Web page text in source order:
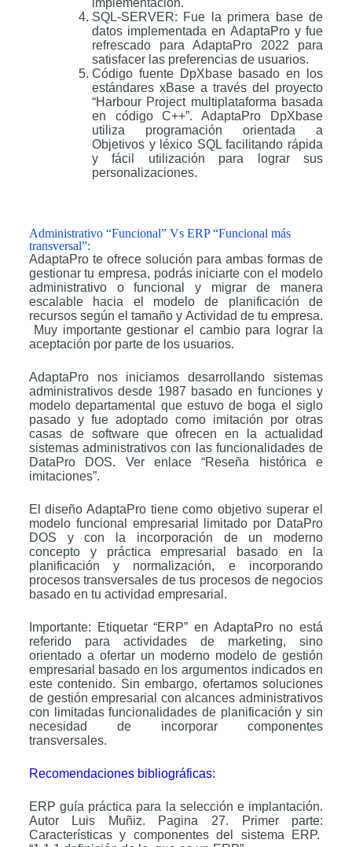
SQL-SERVER: Fue la primera base de
datos implementada en AdaptaPro y fue
refrescado para AdaptaPro 2022 para
satisfacer las preferencias de usuarios.
Código fuente DpXbase basado en los
estándares xBase a través del proyecto
“Harbour Project multiplataforma basada
en código C++”. AdaptaPro DpXbase
utiliza programación orientada a
Objetivos y léxico SQL facilitando rápida
y fácil utilización para lograr sus
personalizaciones.
Administrativo “Funcional” Vs ERP “Funcional más
transversal”:
AdaptaPro te ofrece solución para ambas formas de
gestionar tu empresa, podrás iniciarte con el modelo
administrativo o funcional y migrar de manera
escalable hacia el modelo de planificación de
recursos según el tamaño y Actividad de tu empresa.
Muy importante gestionar el cambio para lograr la
aceptación por parte de los usuarios.
AdaptaPro nos iniciamos desarrollando sistemas
administrativos desde 1987 basado en funciones y
modelo departamental que estuvo de boga el siglo
pasado y fue adoptado como imitación por otras
casas de software que ofrecen en la actualidad
sistemas administrativos con las funcionalidades de
DataPro DOS. Ver enlace “Reseña histórica e
imitaciones”.
El diseño AdaptaPro tiene como objetivo superar el
modelo funcional empresarial limitado por DataPro
DOS y con la incorporación de un moderno
concepto y práctica empresarial basado en la
planificación y normalización, e incorporando
procesos transversales de tus procesos de negocios
basado en tu actividad empresarial.
Importante: Etiquetar “ERP” en AdaptaPro no está
referido para actividades de marketing, sino
orientado a ofertar un moderno modelo de gestión
empresarial basado en los argumentos indicados en
este contenido. Sin embargo, ofertamos soluciones
de gestión empresarial con alcances administrativos
con limitadas funcionalidades de planificación y sin
necesidad de incorporar componentes
transversales.
Recomendaciones bibliográficas:
ERP guía práctica para la selección e implantación.
Autor Luis Muñiz. Pagina 27. Primer parte:
Características y componentes del sistema ERP.